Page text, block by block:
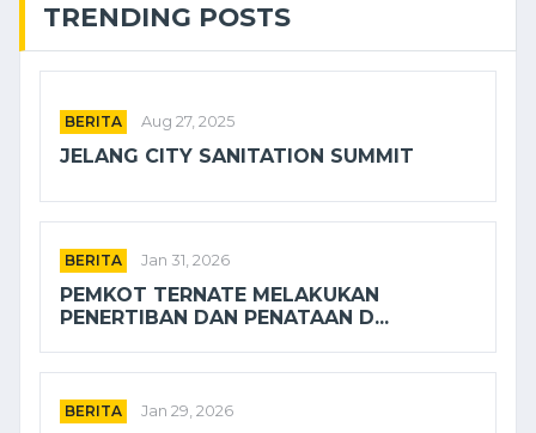
TRENDING POSTS
BERITA Aug 27, 2025
JELANG CITY SANITATION SUMMIT
BERITA Jan 31, 2026
PEMKOT TERNATE MELAKUKAN
PENERTIBAN DAN PENATAAN D...
BERITA Jan 29, 2026